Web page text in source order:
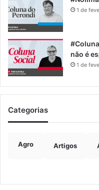
1 de
não é
1 de
Categorias
Agro Artigos